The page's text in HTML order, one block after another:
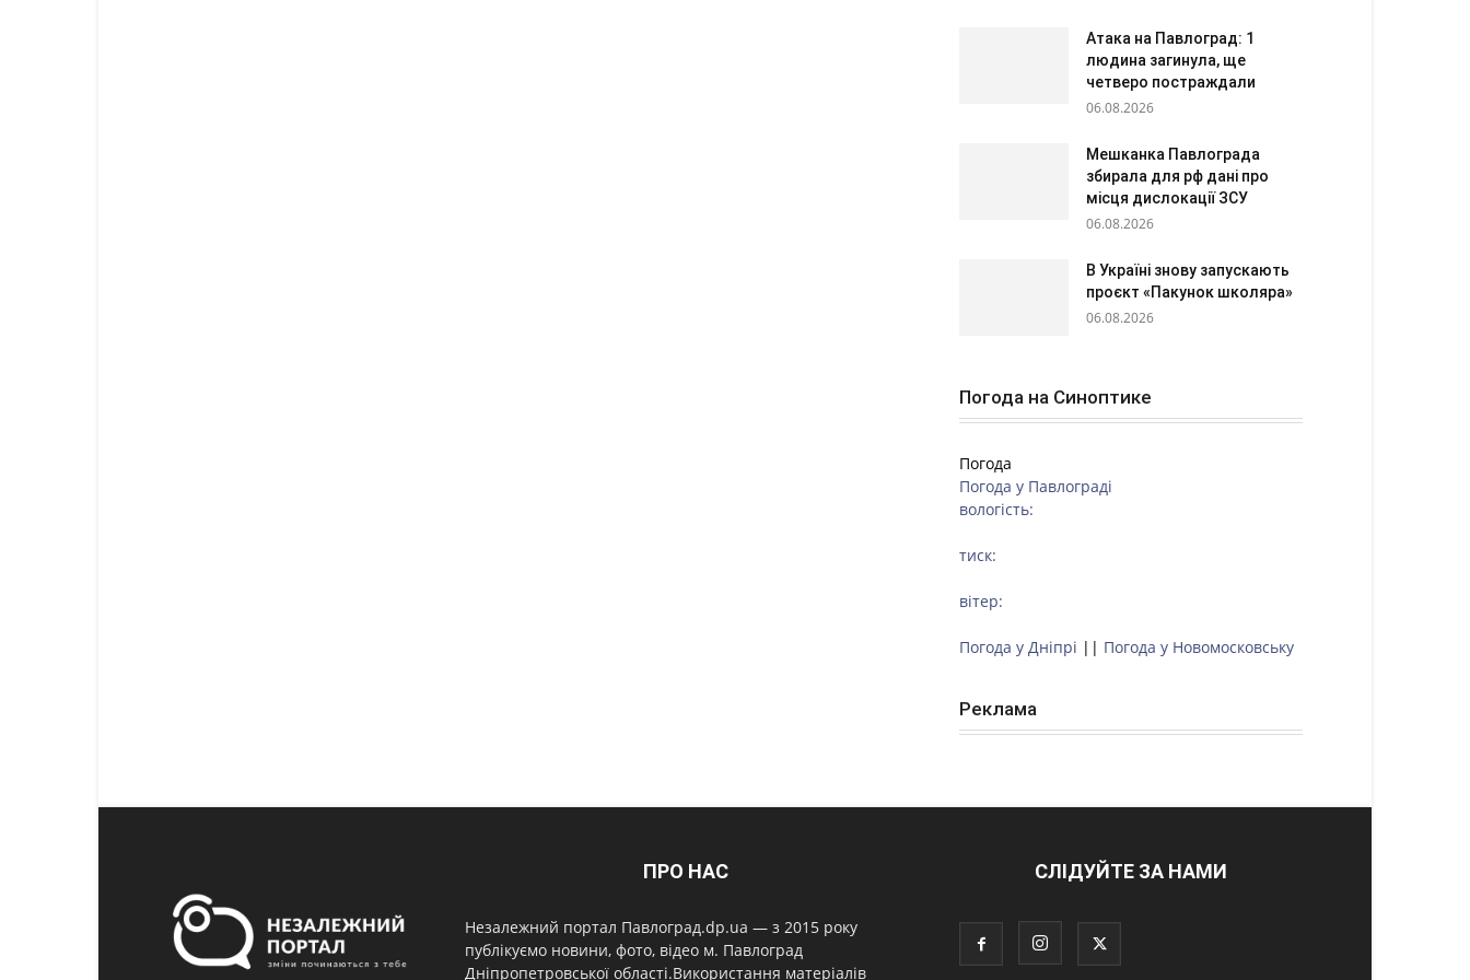
Атака на Павлоград: 1
людина загинула, ще
четверо постраждали
06.08.2026
Мешканка Павлограда
збирала для рф дані про
місця дислокації ЗСУ
06.08.2026
В Україні знову запускають
проєкт «Пакунок школяра»
06.08.2026
Погода на Синоптике
Погода
Погода у Павлограді
вологість:
тиск:
вітер:
Погода у Дніпрі || Погода у Новомосковську
Реклама
ПРО НАС
Незалежний портал Павлоград.dp.ua — з 2015 року
публікуємо новини, фото, відео м. Павлоград
Дніпропетровської області.Використання матеріалів
СЛІДУЙТЕ ЗА НАМИ